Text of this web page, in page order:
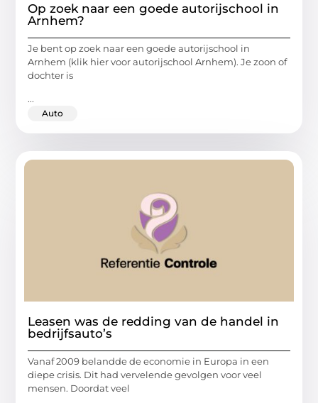
Op zoek naar een goede autorijschool in
Arnhem?
Je bent op zoek naar een goede autorijschool in
Arnhem (klik hier voor autorijschool Arnhem). Je zoon of
dochter is
...
Auto
Leasen was de redding van de handel in
bedrijfsauto’s
Vanaf 2009 belandde de economie in Europa in een
diepe crisis. Dit had vervelende gevolgen voor veel
mensen. Doordat veel